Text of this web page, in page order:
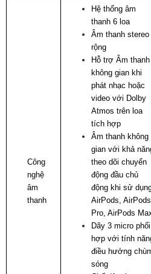
Công
nghệ
âm
thanh
Hệ thống âm
thanh 6 loa
Âm thanh stereo
rộng
Hỗ trợ Âm thanh
không gian khi
phát nhạc hoặc
video với Dolby
Atmos trên loa
tích hợp
Âm thanh không
gian với khả
theo dõi chuyển
động đầu chủ
động khi sử
AirPods, AirPods
Pro, AirPods
Dãy 3 micro phối
hợp với tính
điều hướng
sóng